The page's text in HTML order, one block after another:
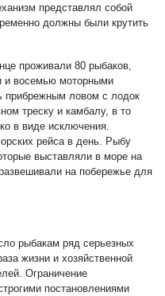
представлял собой
должны были крутить
проживали 80 рыбаков,
и восемью моторными
прибрежным ловом с лодок
треску и камбалу, в то
в виде исключения.
рейса в день. Рыбу
выставляли в море на
на побережье для
рыбакам ряд серьезных
жизни и хозяйственной
Ограничение
постановлениями